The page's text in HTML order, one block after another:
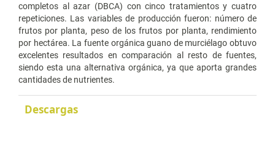
completos al azar (DBCA) con cinco tratamientos y cuatro
repeticiones. Las variables de producción fueron: número de
frutos por planta, peso de los frutos por planta, rendimiento
por hectárea. La fuente orgánica guano de murciélago obtuvo
excelentes resultados en comparación al resto de fuentes,
siendo esta una alternativa orgánica, ya que aporta grandes
cantidades de nutrientes.
Descargas